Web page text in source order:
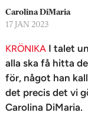
Carolina DiMaria
17 JAN 2023
KRÖNIKA I talet
alla ska få hitta
för, något han
det precis det vi
Carolina DiMaria.